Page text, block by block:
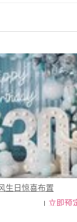
生日惊喜布置
立即预